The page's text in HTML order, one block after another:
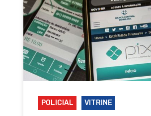
POLICIAL VITRINE